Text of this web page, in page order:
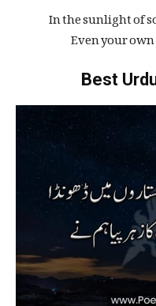
In the sunlight of
Even your
Best